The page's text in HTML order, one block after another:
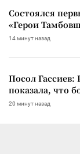
Состоялся
«Герои
14 минут назад
Посол Гассиев:
показала, что
20 минут назад